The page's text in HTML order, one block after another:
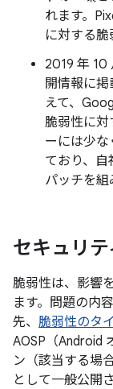
れます。
に対する脆
2019 年 10
開情報に
えて、
脆弱性に対
ーには少
ており、
パッチを組
セキュリ
脆弱性は、影響
ます。問題の内
先、 脆弱性のタ
AOSP（Android
ン（該当する場
として一般公開